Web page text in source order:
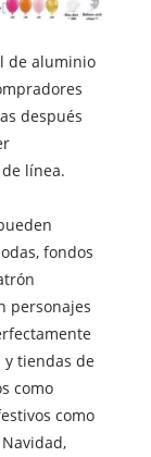
de aluminio
después
línea.
fondos
personajes
y tiendas de
como
como